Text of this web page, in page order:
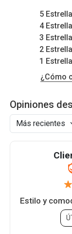
5
4
3
2
1 Estrella
¿Cómo
Opiniones
Estilo y